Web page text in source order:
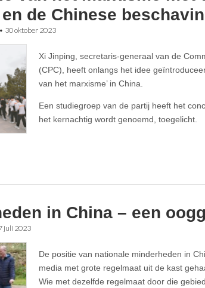
de Chinese
• 30 oktober 2023
Xi Jinping, secretaris-generaal van de
(CPC), heeft onlangs het idee
van het marxisme’ in China.
Een studiegroep van de partij heeft het
het kernachtig wordt genoemd, toegelicht.
in China – een
juli 2023
De positie van nationale minderheden in
media met grote regelmaat uit de kast
Wie met dezelfde regelmaat door die